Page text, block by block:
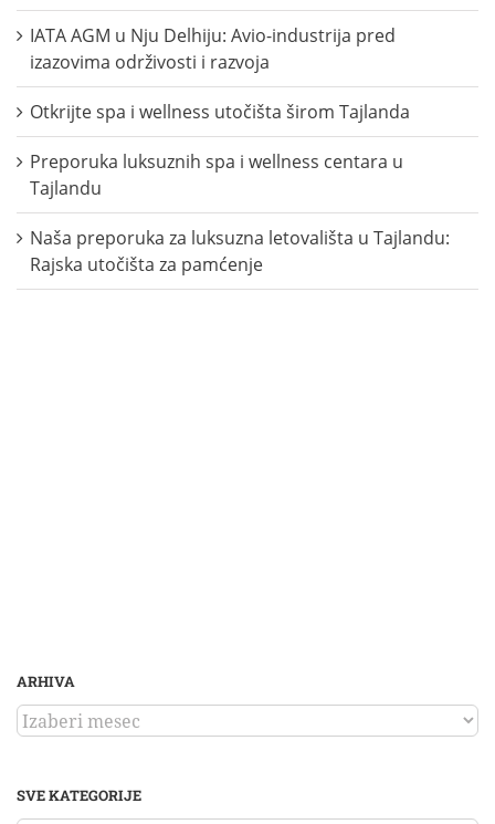
IATA AGM u Nju Delhiju: Avio-industrija pred
izazovima održivosti i razvoja
Otkrijte spa i wellness utočišta širom Tajlanda
Preporuka luksuznih spa i wellness centara u
Tajlandu
Naša preporuka za luksuzna letovališta u Tajlandu:
Rajska utočišta za pamćenje
ARHIVA
ARHIVA
SVE KATEGORIJE